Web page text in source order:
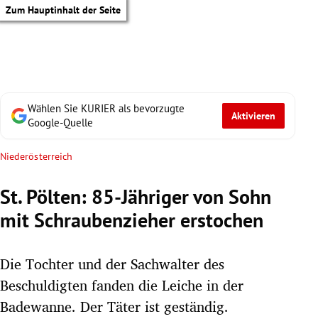
Zum Hauptinhalt der Seite
Untermenü
Wählen Sie KURIER als bevorzugte
Google-Quelle
Aktivieren
Niederösterreich
St. Pölten: 85-Jähriger von Sohn
mit Schraubenzieher erstochen
Die Tochter und der Sachwalter des
Beschuldigten fanden die Leiche in der
Badewanne. Der Täter ist geständig.